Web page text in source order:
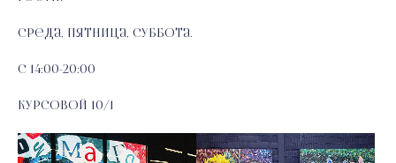
Среда, пятница, суббота.
C 14:00-20:00
Курсовой 10/1